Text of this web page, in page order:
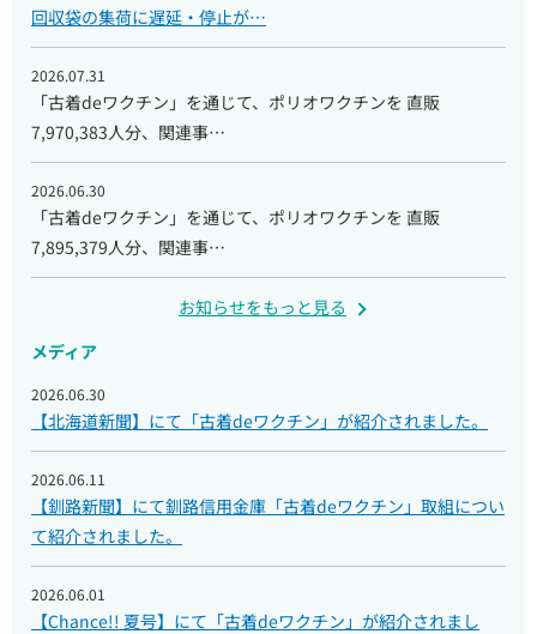
回収袋の集荷に遅延・停止が…
2026.07.31
「古着deワクチン」を通じて、ポリオワクチンを 直販
7,970,383人分、関連事…
2026.06.30
「古着deワクチン」を通じて、ポリオワクチンを 直販
7,895,379人分、関連事…
お知らせをもっと見る
メディア
2026.06.30
【北海道新聞】にて「古着deワクチン」が紹介されました。
2026.06.11
【釧路新聞】にて釧路信用金庫「古着deワクチン」取組につい
て紹介されました。
2026.06.01
【Chance!! 夏号】にて「古着deワクチン」が紹介されまし